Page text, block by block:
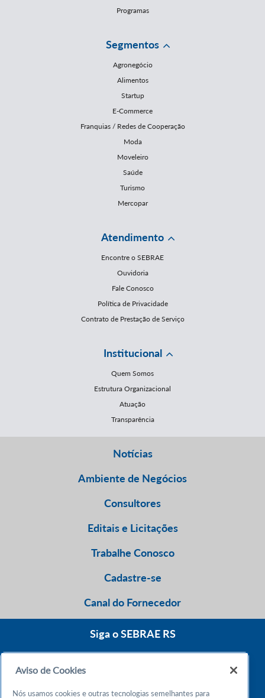
Programas
Segmentos
Agronegócio
Alimentos
Startup
E-Commerce
Franquias / Redes de Cooperação
Moda
Moveleiro
Saúde
Turismo
Mercopar
Atendimento
Encontre o SEBRAE
Ouvidoria
Fale Conosco
Política de Privacidade
Contrato de Prestação de Serviço
Institucional
Quem Somos
Estrutura Organizacional
Atuação
Transparência
Notícias
Ambiente de Negócios
Consultores
Editais e Licitações
Trabalhe Conosco
Cadastre-se
Canal do Fornecedor
Siga o SEBRAE RS
Aviso de Cookies
Nós usamos cookies e outras tecnologias semelhantes para